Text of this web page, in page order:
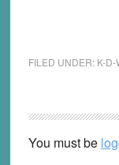
FILED UNDER: K-D-
You must be